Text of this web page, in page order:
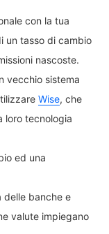
con la tua
un tasso di cambio
nascoste.
vecchio sistema
Wise, che
loro tecnologia
ed una
delle banche e
valute impiegano